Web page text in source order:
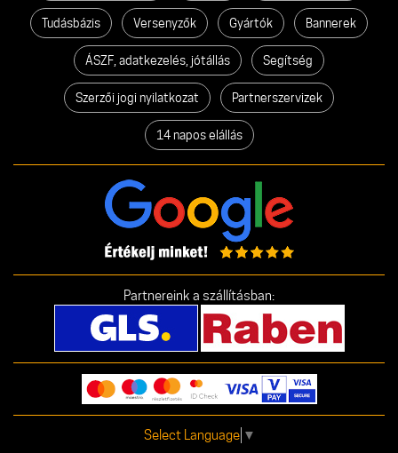
Tudásbázis Versenyzők Gyártók Bannerek
ÁSZF, adatkezelés, jótállás Segítség
Szerzői jogi nyilatkozat Partnerszervizek
14 napos elállás
Partnereink a szállításban:
Select Language ▼